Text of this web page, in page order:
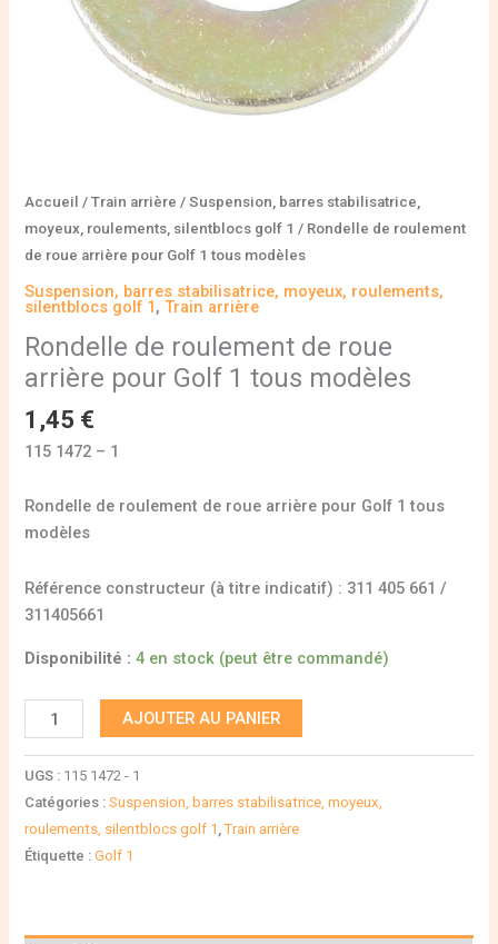
Accueil /Train arrière /Suspension, barres stabilisatrice,
moyeux, roulements, silentblocs golf 1 / Rondelle de roulement
de roue arrière pour Golf 1 tous modèles
Suspension, barres stabilisatrice, moyeux, roulements,
silentblocs golf 1,Train arrière
Rondelle de roulement de roue
arrière pour Golf 1 tous modèles
1,45 €
115 1472 – 1
Rondelle de roulement de roue arrière pour Golf 1 tous
modèles
Référence constructeur (à titre indicatif) : 311 405 661 /
311405661
Disponibilité : 4 en stock (peut être commandé)
modèles
AJOUTER AU PANIER
UGS : 115 1472 - 1
Catégories :Suspension, barres stabilisatrice, moyeux,
roulements, silentblocs golf 1 ,Train arrière
Étiquette :Golf 1